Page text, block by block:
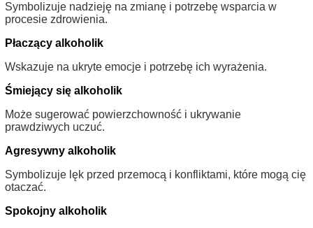
Symbolizuje nadzieję na zmianę i potrzebę wsparcia w
procesie zdrowienia.
Płaczący alkoholik
Wskazuje na ukryte emocje i potrzebę ich wyrażenia.
Śmiejący się alkoholik
Może sugerować powierzchowność i ukrywanie
prawdziwych uczuć.
Agresywny alkoholik
Symbolizuje lęk przed przemocą i konfliktami, które mogą cię
otaczać.
Spokojny alkoholik